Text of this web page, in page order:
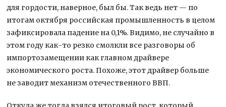
для гордости, наверное, был бы. Так ведь нет — по
итогам октября российская промышленность в целом
зафиксировала падение на 0,1%. Видимо, не случайно в
этом году как-то резко смолкли все разговоры об
импортозамещении как главном драйвере
экономического роста. Похоже, этот драйвер больше
не заводит механизм отечественного ВВП.